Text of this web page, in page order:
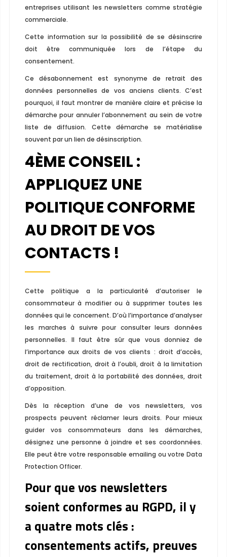
entreprises utilisant les newsletters comme stratégie
commerciale.
Cette information sur la possibilité de se désinscrire
doit être communiquée lors de l’étape du
consentement.
Ce désabonnement est synonyme de retrait des
données personnelles de vos anciens clients. C’est
pourquoi, il faut montrer de manière claire et précise la
démarche pour annuler l’abonnement au sein de votre
liste de diffusion. Cette démarche se matérialise
souvent par un lien de désinscription.
4ÈMECONSEIL :
APPLIQUEZ UNE
POLITIQUE CONFORME
AU DROIT DE VOS
CONTACTS !
Cette politique a la particularité d’autoriser le
consommateur à modifier ou à supprimer toutes les
données qui le concernent. D’où l’importance d’analyser
les marches à suivre pour consulter leurs données
personnelles. Il faut être sûr que vous donniez de
l’importance aux droits de vos clients : droit d’accès,
droit de rectification, droit à l’oubli, droit à la limitation
du traitement, droit à la portabilité des données, droit
d’opposition.
Dès la réception d’une de vos newsletters, vos
prospects peuvent réclamer leurs droits. Pour mieux
guider vos consommateurs dans les démarches,
désignez une personne à joindre et ses coordonnées.
Elle peut être votre responsable emailing ou votre Data
Protection Officer.
Pour que vos newsletters
soient conformes au RGPD, il y
a quatre mots clés :
consentements actifs, preuves